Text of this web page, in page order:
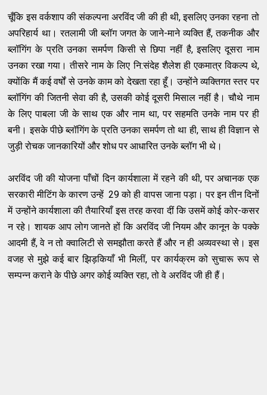
चूँकि इस वर्कशाप की संकल्पना अरविंद जी की ही थी, इसलिए उनका रहना तो
अपरिहार्य था। रतलामी जी ब्लॉग जगत के जाने-माने व्यक्ति हैं, तकनीक और
ब्लॉगिंग के प्रति उनका समर्पण किसी से छिपा नहीं है, इसलिए दूसरा नाम
उनका रखा गया। तीसरे नाम के लिए नि:संदेह शैलेश ही एकमात्र विकल्प थे,
क्योंकि मैं कई वर्षों से उनके काम को देखता रहा हूँ। उन्होंने व्यक्तिगत स्तर पर
ब्लॉगिंग की जितनी सेवा की है, उसकी कोई दूसरी मिसाल नहीं है। चौथे नाम
के लिए पाबला जी के साथ एक और नाम था, पर सहमति उनके नाम पर ही
बनी। इसके पीछे ब्लॉगिंग के प्रति उनका समर्पण तो था ही, साथ ही विज्ञान से
जुड़ी रोचक जानकारियों और शोध पर आधारित उनके ब्लॉग भी थे।
अरविंद जी की योजना पाँचों दिन कार्यशाला में रहने की थी, पर अचानक एक
सरकारी मीटिंग के कारण उन्हें 29 को ही वापस जाना पड़ा। पर इन तीन दिनों
में उन्होंने कार्यशाला की तैयारियाँ इस तरह करवा दीं कि उसमें कोई कोर-कसर
न रहे। शायक आप लोग जानते हों कि अरविंद जी नियम और कानून के पक्के
आदमी हैं, वे न तो क्वालिटी से समझौता करते हैं और न ही अव्यवस्था से। इस
वजह से मुझे कई बार झिड़कियाँ भी मिलीं, पर कार्यक्रम को सुचारू रूप से
सम्पन्न कराने के पीछे अगर कोई व्यक्ति रहा, तो वे अरविंद जी ही हैं।